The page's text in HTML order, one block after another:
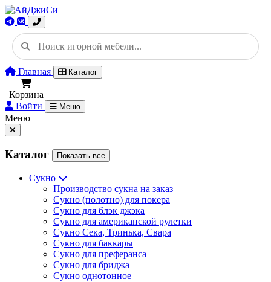
Главная Каталог
Корзина
Войти
Меню
Меню
Каталог Показать все
Сукно
Производство сукна на заказ
Сукно (полотно) для покера
Сукно для блэк джэка
Сукно для американской рулетки
Сукно Сека, Тринька, Свара
Сукно для баккары
Сукно для преферанса
Сукно для бриджа
Сукно однотонное